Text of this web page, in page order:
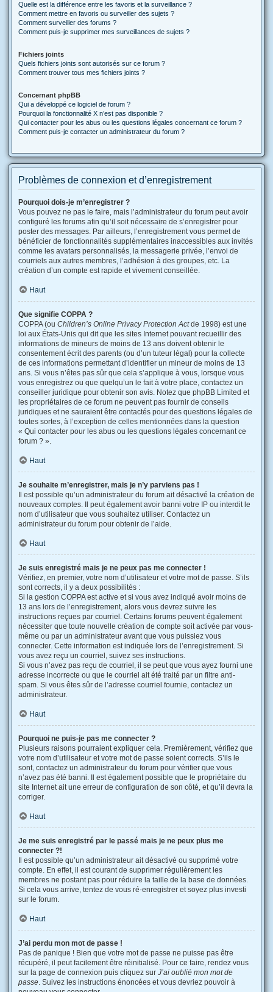
Quelle est la différence entre les favoris et la surveillance ?
Comment mettre en favoris ou surveiller des sujets ?
Comment surveiller des forums ?
Comment puis-je supprimer mes surveillances de sujets ?
Fichiers joints
Quels fichiers joints sont autorisés sur ce forum ?
Comment trouver tous mes fichiers joints ?
Concernant phpBB
Qui a développé ce logiciel de forum ?
Pourquoi la fonctionnalité X n’est pas disponible ?
Qui contacter pour les abus ou les questions légales concernant ce forum ?
Comment puis-je contacter un administrateur du forum ?
Problèmes de connexion et d’enregistrement
Pourquoi dois-je m’enregistrer ?
Vous pouvez ne pas le faire, mais l’administrateur du forum peut avoir
configuré les forums afin qu’il soit nécessaire de s’enregistrer pour
poster des messages. Par ailleurs, l’enregistrement vous permet de
bénéficier de fonctionnalités supplémentaires inaccessibles aux invités
comme les avatars personnalisés, la messagerie privée, l’envoi de
courriels aux autres membres, l’adhésion à des groupes, etc. La
création d’un compte est rapide et vivement conseillée.
Haut
Que signifie COPPA ?
COPPA (ou Children’s Online Privacy Protection Actde 1998) est une
loi aux États-Unis qui dit que les sites Internet pouvant recueillir des
informations de mineurs de moins de 13 ans doivent obtenir le
consentement écrit des parents (ou d’un tuteur légal) pour la collecte
de ces informations permettant d’identifier un mineur de moins de 13
ans. Si vous n’êtes pas sûr que cela s’applique à vous, lorsque vous
vous enregistrez ou que quelqu’un le fait à votre place, contactez un
conseiller juridique pour obtenir son avis. Notez que phpBB Limited et
les propriétaires de ce forum ne peuvent pas fournir de conseils
juridiques et ne sauraient être contactés pour des questions légales de
toutes sortes, à l’exception de celles mentionnées dans la question
« Qui contacter pour les abus ou les questions légales concernant ce
forum ? ».
Haut
Je souhaite m’enregistrer, mais je n’y parviens pas !
Il est possible qu’un administrateur du forum ait désactivé la création de
nouveaux comptes. Il peut également avoir banni votre IP ou interdit le
nom d’utilisateur que vous souhaitez utiliser. Contactez un
administrateur du forum pour obtenir de l’aide.
Haut
Je suis enregistré mais je ne peux pas me connecter !
Vérifiez, en premier, votre nom d’utilisateur et votre mot de passe. S’ils
sont corrects, il y a deux possibilités :
Si la gestion COPPA est active et si vous avez indiqué avoir moins de
13 ans lors de l’enregistrement, alors vous devrez suivre les
instructions reçues par courriel. Certains forums peuvent également
nécessiter que toute nouvelle création de compte soit activée par vous-
même ou par un administrateur avant que vous puissiez vous
connecter. Cette information est indiquée lors de l’enregistrement. Si
vous avez reçu un courriel, suivez ses instructions.
Si vous n’avez pas reçu de courriel, il se peut que vous ayez fourni une
adresse incorrecte ou que le courriel ait été traité par un filtre anti-
spam. Si vous êtes sûr de l’adresse courriel fournie, contactez un
administrateur.
Haut
Pourquoi ne puis-je pas me connecter ?
Plusieurs raisons pourraient expliquer cela. Premièrement, vérifiez que
votre nom d’utilisateur et votre mot de passe soient corrects. S’ils le
sont, contactez un administrateur du forum pour vérifier que vous
n’avez pas été banni. Il est également possible que le propriétaire du
site Internet ait une erreur de configuration de son côté, et qu’il devra la
corriger.
Haut
Je me suis enregistré par le passé mais je ne peux plus me
connecter ?!
Il est possible qu’un administrateur ait désactivé ou supprimé votre
compte. En effet, il est courant de supprimer régulièrement les
membres ne postant pas pour réduire la taille de la base de données.
Si cela vous arrive, tentez de vous ré-enregistrer et soyez plus investi
sur le forum.
Haut
J’ai perdu mon mot de passe !
Pas de panique ! Bien que votre mot de passe ne puisse pas être
récupéré, il peut facilement être réinitialisé. Pour ce faire, rendez vous
sur la page de connexion puis cliquez sur J’ai oublié mon mot de
passe. Suivez les instructions énoncées et vous devriez pouvoir à